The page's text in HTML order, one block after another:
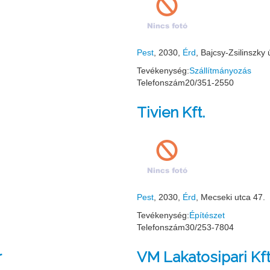
Pest, 2030, Érd, Bajcsy-Zsilinszky
Tevékenység:Szállítmányozás
Telefonszám20/351-2550
Tivien Kft.
Pest, 2030, Érd, Mecseki utca 47.
Tevékenység:Építészet
Telefonszám30/253-7804
VM Lakatosipari Kft